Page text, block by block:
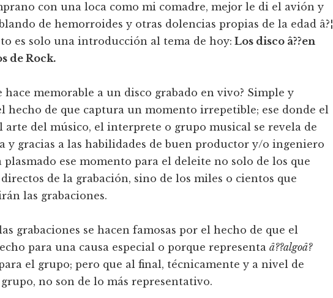
con una loca como mi comadre, mejor le di el avión y
de hemorroides y otras dolencias propias de la edad â?¦
es solo una introducción al tema de hoy: Los disco â??en
de Rock.
hace memorable a un disco grabado en vivo? Simple y
hecho de que captura un momento irrepetible; ese donde el
arte del músico, el interprete o grupo musical se revela de
y gracias a las habilidades de buen productor y/o ingeniero
plasmado ese momento para el deleite no solo de los que
de la grabación, sino de los miles o cientos que
las grabaciones.
grabaciones se hacen famosas por el hecho de que el
para una causa especial o porque representa â??algoâ?
el grupo; pero que al final, técnicamente y a nivel de
no son de lo más representativo.